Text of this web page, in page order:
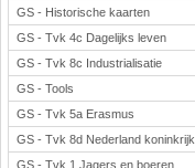
GS - Historische kaarten
GS - Tvk 4c Dagelijks leven
GS - Tvk 8c Industrialisatie
GS - Tools
GS - Tvk 5a Erasmus
GS - Tvk 8d Nederland koninkrijk
GS - Tvk 1 Jagers en boeren